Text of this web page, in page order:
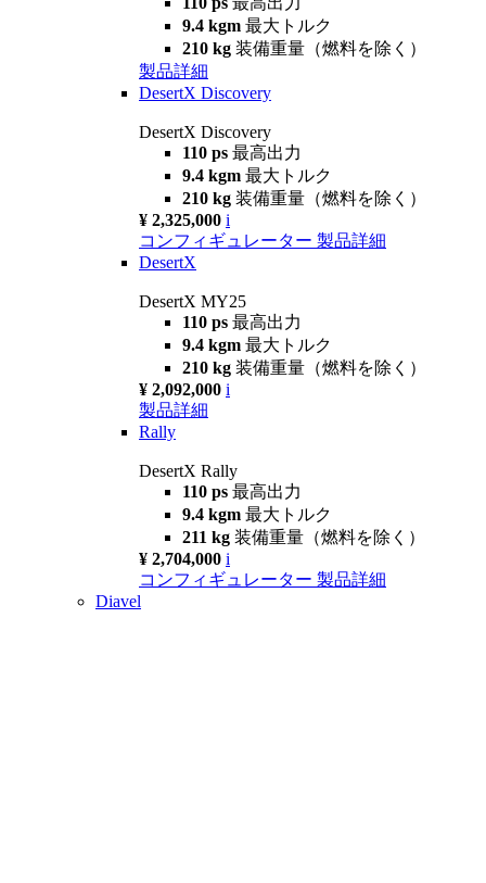
9.4 kgm 最大トルク
210 kg 装備重量（燃料を除く）
製品詳細
DesertX Discovery
DesertX Discovery
110 ps 最高出力
9.4 kgm 最大トルク
210 kg 装備重量（燃料を除く）
¥ 2,325,000 i
コンフィギュレーター 製品詳細
DesertX
DesertX MY25
110 ps 最高出力
9.4 kgm 最大トルク
210 kg 装備重量（燃料を除く）
¥ 2,092,000 i
製品詳細
Rally
DesertX Rally
110 ps 最高出力
9.4 kgm 最大トルク
211 kg 装備重量（燃料を除く）
¥ 2,704,000 i
コンフィギュレーター 製品詳細
Diavel